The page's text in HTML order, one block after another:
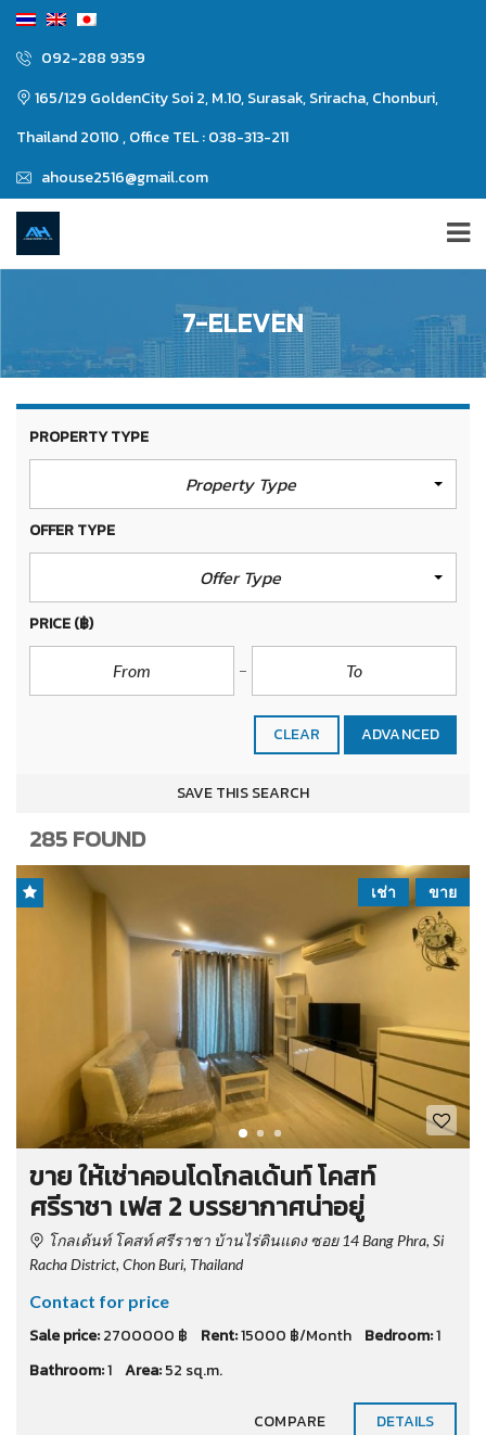
092-288 9359
165/129 GoldenCity Soi 2, M.10, Surasak, Sriracha, Chonburi,
Thailand 20110 , Office TEL : 038-313-211
ahouse2516@gmail.com
7-ELEVEN
PROPERTY TYPE
Property Type
OFFER TYPE
Offer Type
PRICE(฿)
CLEAR ADVANCED
SAVE THIS SEARCH
285 FOUND
ขาย
เช่า
ขาย ให้เช่าคอนโดโกลเด้นท์ โคสท์
ศรีราชา เฟส 2 บรรยากาศน่าอยู่
โกลเด้นท์ โคสท์ ศรีราชา บ้านไร่ดินแดง ซอย 14 Bang Phra, Si
Racha District, Chon Buri, Thailand
Contact for price
Sale price:2700000 ฿ Rent:15000 ฿/Month Bedroom:1
Bathroom:1 Area:52 sq.m.
COMPARE DETAILS